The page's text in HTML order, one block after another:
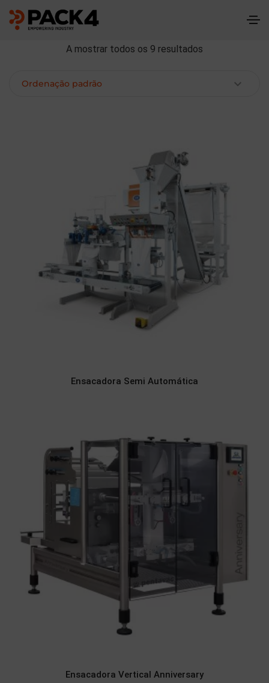
A mostrar todos os 9 resultados
Ensacadora Semi Automática
Ensacadora Vertical Anniversary